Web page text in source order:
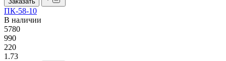
ПК-58-10
В наличии
5780
990
220
1.73